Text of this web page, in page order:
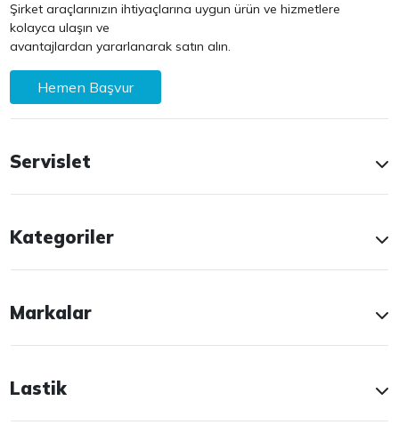
Şirket araçlarınızın ihtiyaçlarına uygun ürün ve hizmetlere
kolayca ulaşın ve
avantajlardan yararlanarak satın alın.
Hemen Başvur
Servislet
Kategoriler
Markalar
Lastik